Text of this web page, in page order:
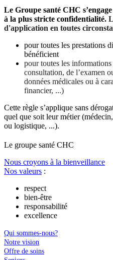
Le Groupe santé CHC
à la plus stricte confidentialité.
d'application en toutes
pour toutes les prestations
bénéficient
pour toutes les
consultation, de l’examen
données médicales ou à
financier, ...)
Cette règle s’applique sans
quel que soit leur métier
ou logistique, ...).
Le groupe santé CHC
Nous croyons à la bienveillance
Nos valeurs :
respect
bien-être
responsabilité
excellence
Qui sommes-nous?
Notre vision
Offre de soins